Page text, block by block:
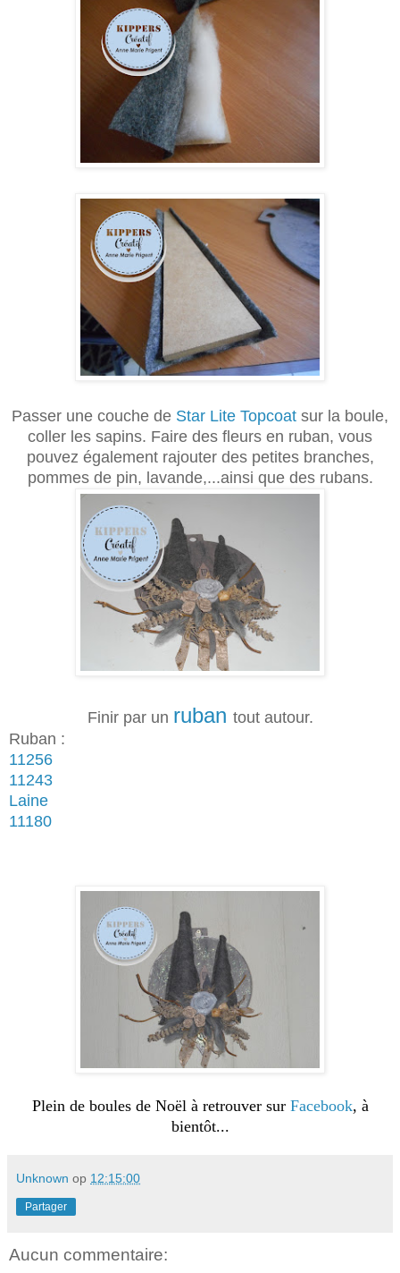
Passer une couche de Star Lite Topcoat sur la boule,
coller les sapins. Faire des fleurs en ruban, vous
pouvez également rajouter des petites branches,
pommes de pin, lavande,...ainsi que des rubans.
Finir par un ruban tout autour.
Ruban :
11256
11243
Laine
11180
Plein de boules de Noël à retrouver sur Facebook, à
bientôt...
Unknown op 12:15:00
Partager
Aucun commentaire: